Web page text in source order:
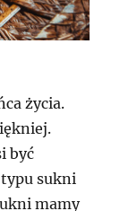
życia.
być
typu sukni
mamy